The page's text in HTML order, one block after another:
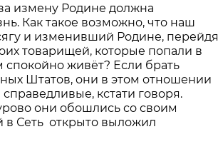
измену Родине должна
Как такое возможно, что наш
и изменивший Родине, перейдя
товарищей, которые попали в
живёт? Если брать
Штатов, они в этом отношении
кстати говоря.
они обошлись со своим
Сеть открыто выложил